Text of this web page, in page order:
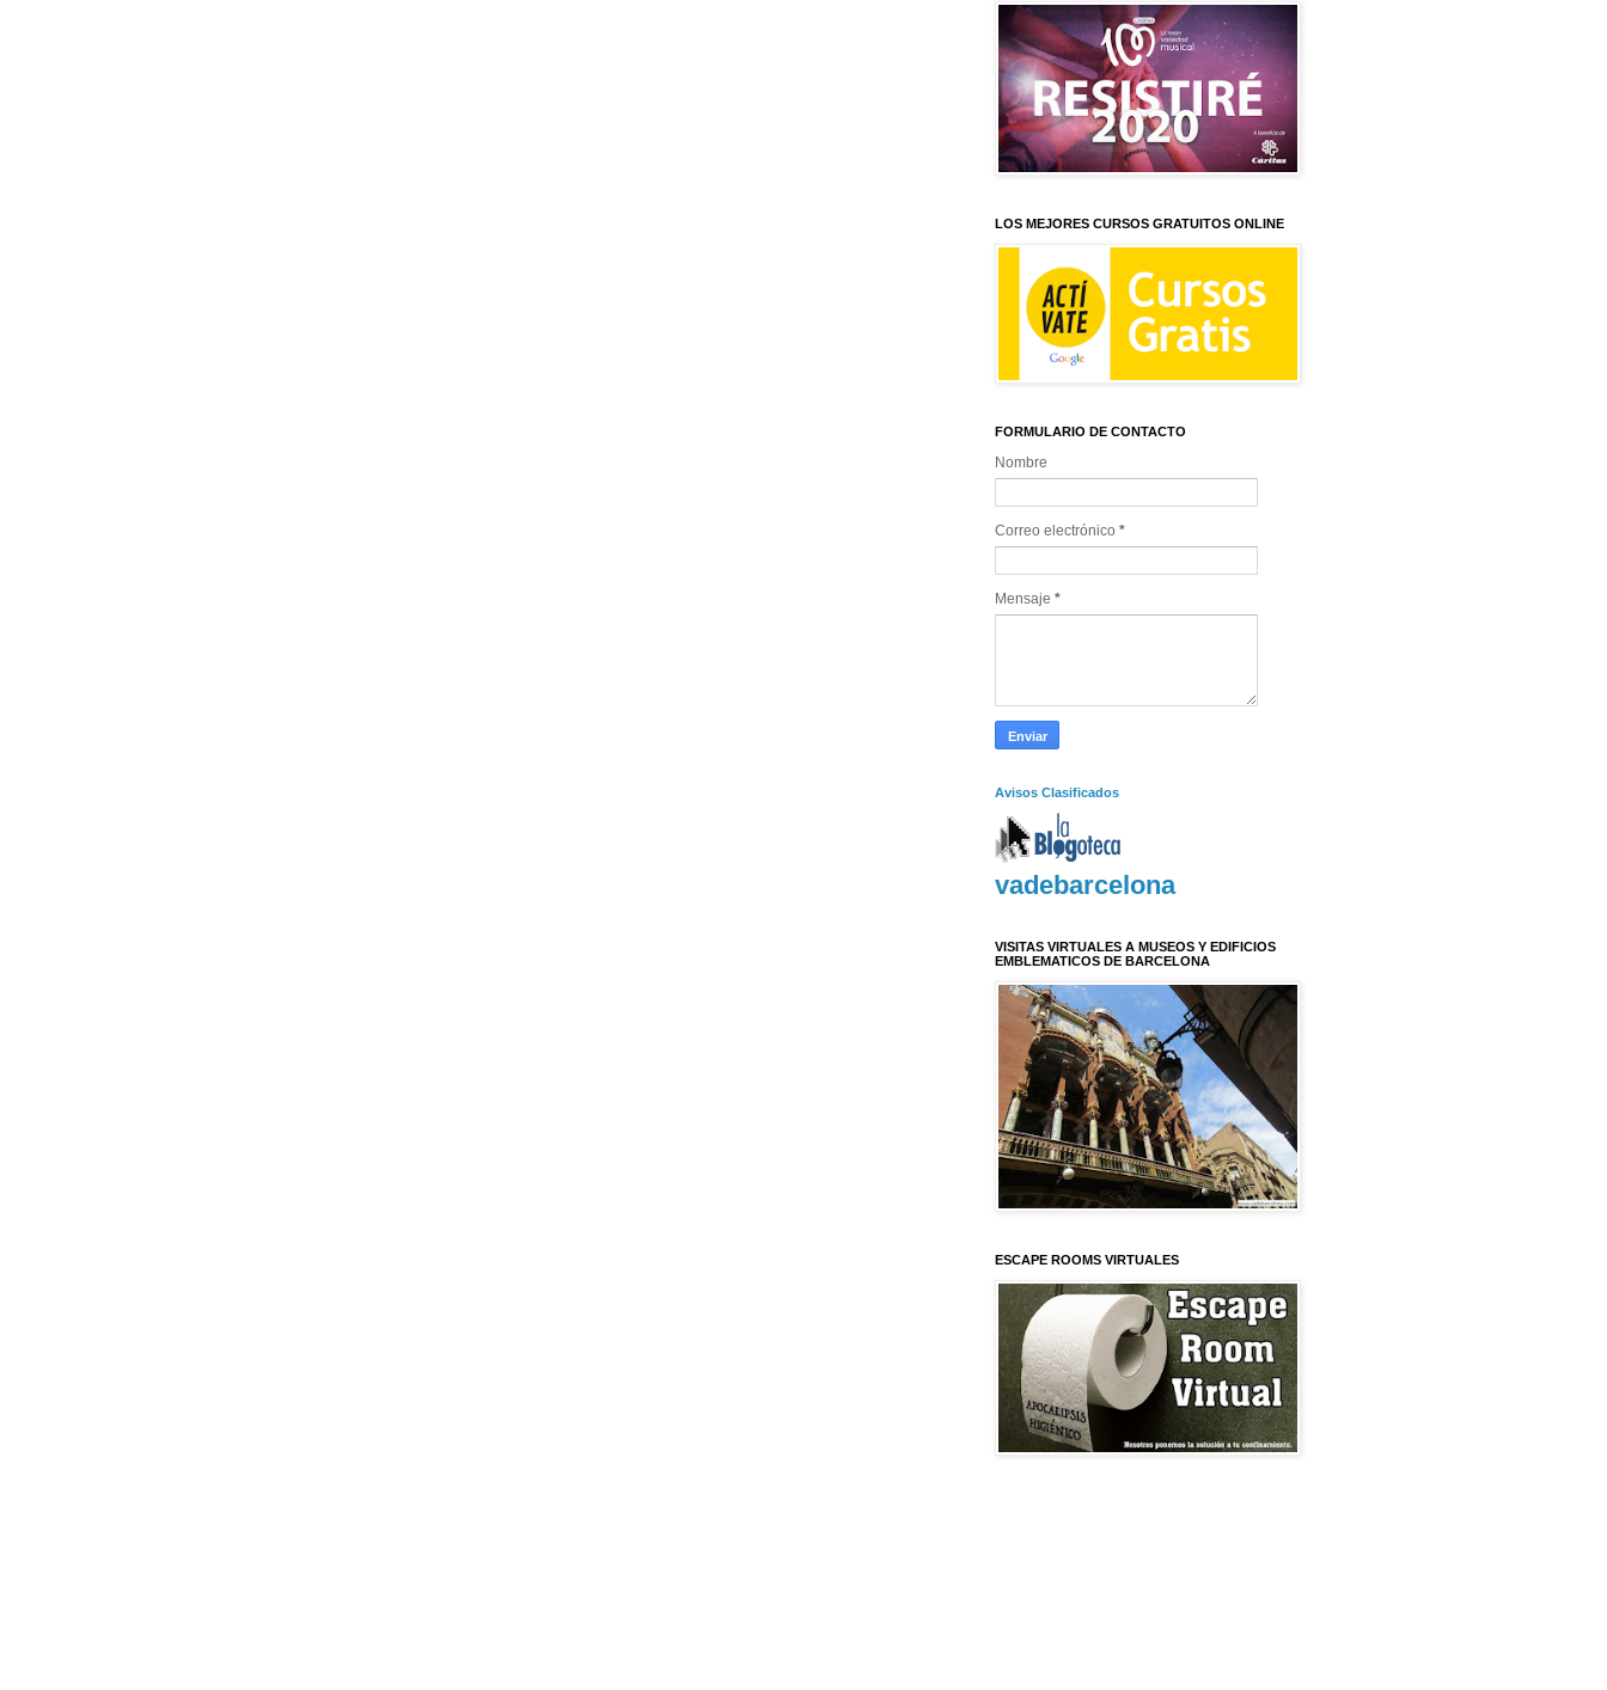
LOS MEJORES CURSOS GRATUITOS ONLINE
FORMULARIO DE CONTACTO
Nombre
Correo electrónico *
Mensaje *
Avisos Clasificados
vadebarcelona
VISITAS VIRTUALES A MUSEOS Y EDIFICIOS
EMBLEMATICOS DE BARCELONA
ESCAPE ROOMS VIRTUALES